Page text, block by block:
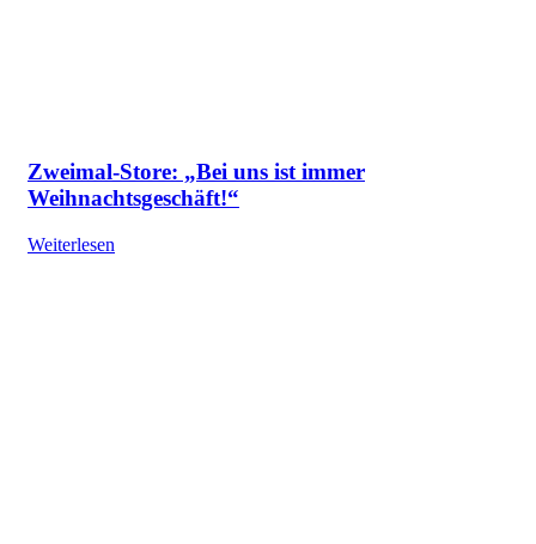
Zweimal-Store: „Bei uns ist immer
Weihnachtsgeschäft!“
Weiterlesen